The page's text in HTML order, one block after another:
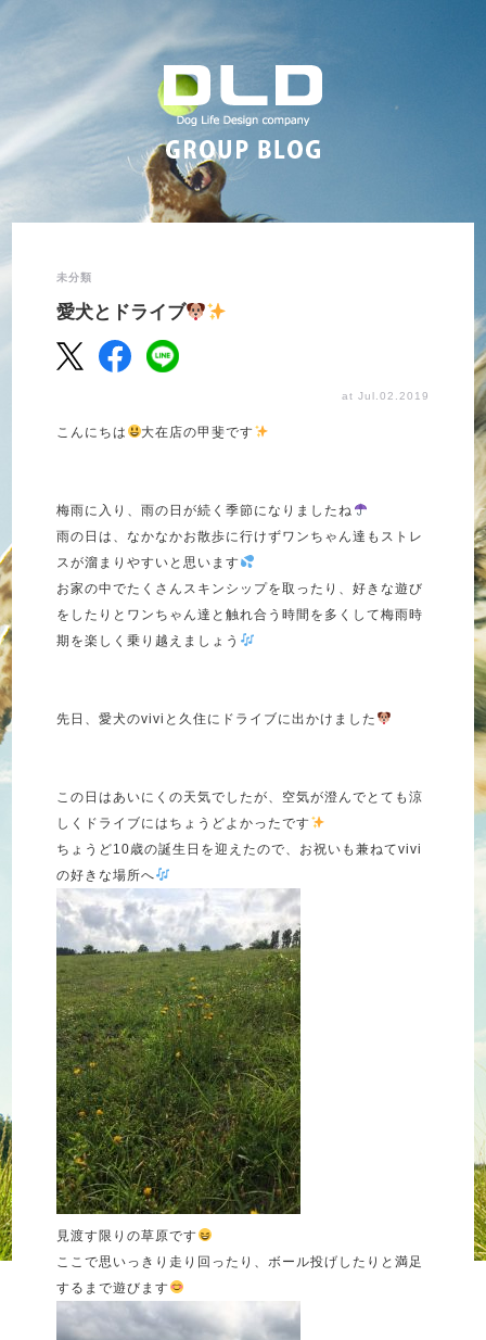
未分類
愛犬とドライブ
at Jul.02.2019
こんにちは 大在店の甲斐です
梅雨に入り、雨の日が続く季節になりましたね
雨の日は、なかなかお散歩に行けずワンちゃん達もストレ
スが溜まりやすいと思います
お家の中でたくさんスキンシップを取ったり、好きな遊び
をしたりとワンちゃん達と触れ合う時間を多くして梅雨時
期を楽しく乗り越えましょう
先日、愛犬のvivi と久住にドライブに出かけました
この日はあいにくの天気でしたが、空気が澄んでとても涼
しくドライブにはちょうどよかったです
ちょうど10歳の誕生日を迎えたので、お祝いも兼ねてvivi
の好きな場所へ
見渡す限りの草原です
ここで思いっきり走り回ったり、ボール投げしたりと満足
するまで遊びます